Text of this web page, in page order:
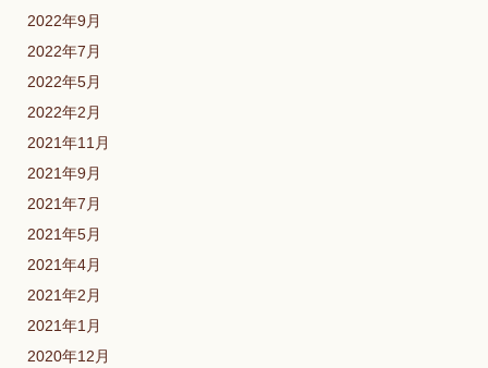
2022年9月
2022年7月
2022年5月
2022年2月
2021年11月
2021年9月
2021年7月
2021年5月
2021年4月
2021年2月
2021年1月
2020年12月